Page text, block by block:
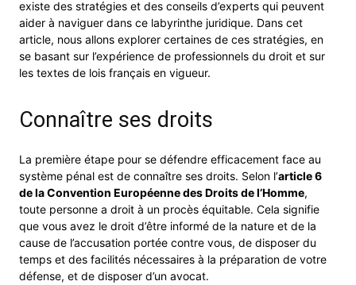
existe des stratégies et des conseils d’experts qui peuvent
aider à naviguer dans ce labyrinthe juridique. Dans cet
article, nous allons explorer certaines de ces stratégies, en
se basant sur l’expérience de professionnels du droit et sur
les textes de lois français en vigueur.
Connaître ses droits
La première étape pour se défendre efficacement face au
système pénal est de connaître ses droits. Selon l’article 6
de la Convention Européenne des Droits de l’Homme,
toute personne a droit à un procès équitable. Cela signifie
que vous avez le droit d’être informé de la nature et de la
cause de l’accusation portée contre vous, de disposer du
temps et des facilités nécessaires à la préparation de votre
défense, et de disposer d’un avocat.